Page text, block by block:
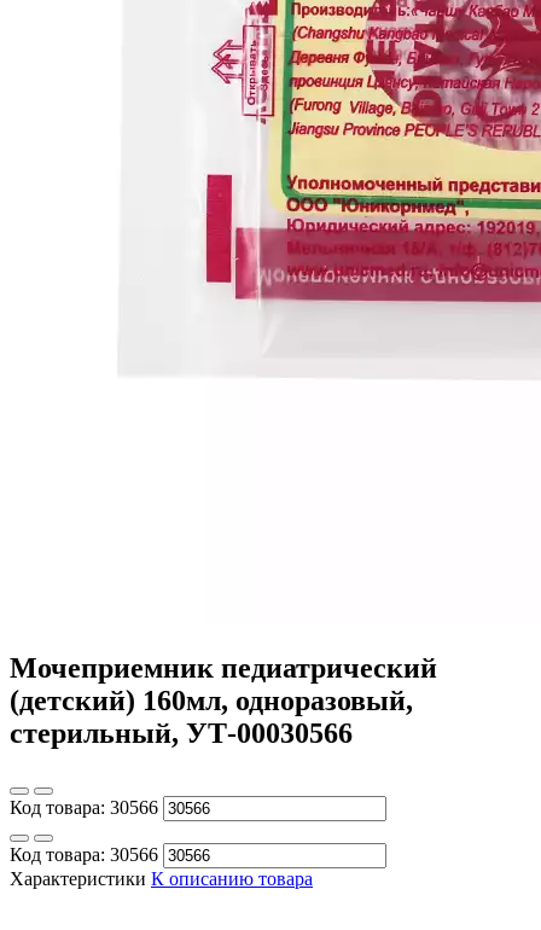
Мочеприемник педиатрический
(детский) 160мл, одноразовый,
стерильный, УТ-00030566
Код товара: 30566
Код товара: 30566
Характеристики К описанию товара